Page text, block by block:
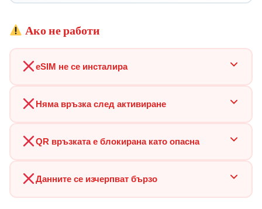
Ако не работи
eSIM не се инсталира
Няма връзка след активиране
QR връзката е блокирана като опасна
Данните се изчерпват бързо